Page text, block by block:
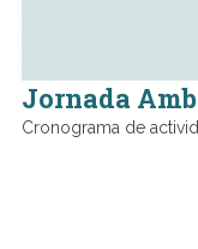
Jornada
Cronograma de